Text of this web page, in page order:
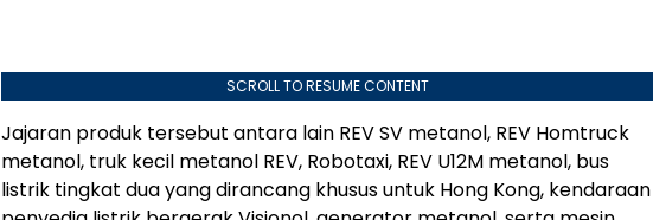
SCROLL TO RESUME CONTENT
Jajaran produk tersebut antara lain REV SV metanol, REV Homtruck
metanol, truk kecil metanol REV, Robotaxi, REV U12M metanol, bus
listrik tingkat dua yang dirancang khusus untuk Hong Kong, kendaraan